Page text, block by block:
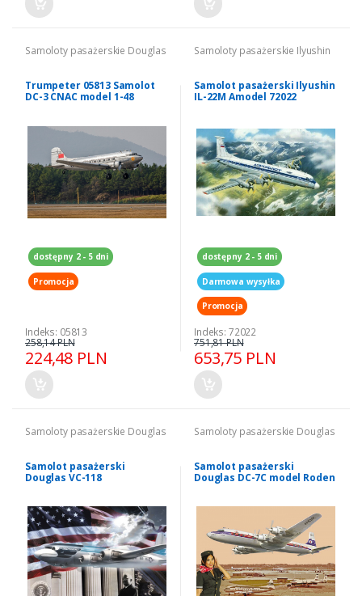
Samoloty pasażerskie Douglas
Trumpeter 05813 Samolot
DC-3 CNAC model 1-48
dostępny 2 - 5 dni
Promocja
Indeks: 05813
224,48 PLN
258,14 PLN
Samoloty pasażerskie Ilyushin
Samolot pasażerski Ilyushin
IL-22M Amodel 72022
dostępny 2 - 5 dni
Darmowa wysyłka
Promocja
Indeks: 72022
653,75 PLN
751,81 PLN
Samoloty pasażerskie Douglas
Samolot pasażerski
Douglas VC-118
Samoloty pasażerskie Douglas
Samolot pasażerski
Douglas DC-7C model Roden